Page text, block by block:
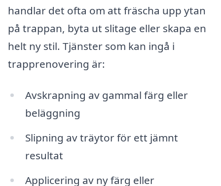
handlar det ofta om att fräscha upp ytan
på trappan, byta ut slitage eller skapa en
helt ny stil. Tjänster som kan ingå i
trapprenovering är:
Avskrapning av gammal färg eller
beläggning
Slipning av träytor för ett jämnt
resultat
Applicering av ny färg eller